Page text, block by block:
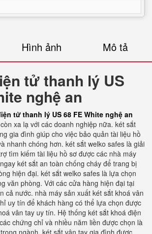
Hình ảnh Mô tả
tử thanh lý US
nghệ an
tử thanh lý US 68 FE White nghệ an
xa lạ với các doanh nghiệp nữa. két sắt
gia đình giúp cho việc bảo quản tài liệu hồ
nhanh chóng hơn. két sắt welko safes là giải
tìm kiếm tài liệu hồ sơ được các nhà máy
két sắt an toàn chống cháy để trang bị
hiện đại. két sắt welko safes là lựa chọn
văn phòng. Với các cửa hàng hiện đại tại
cả nước. nhà máy sản xuất két sắt khoá vân
uy tín để khách hàng có thể lựa chọn được
vân tay uy tín. Hệ thống két sắt khoá điện
chứng chỉ và nhiều năm liền được chọn là
ngành. két sắt vân tay gia đình được